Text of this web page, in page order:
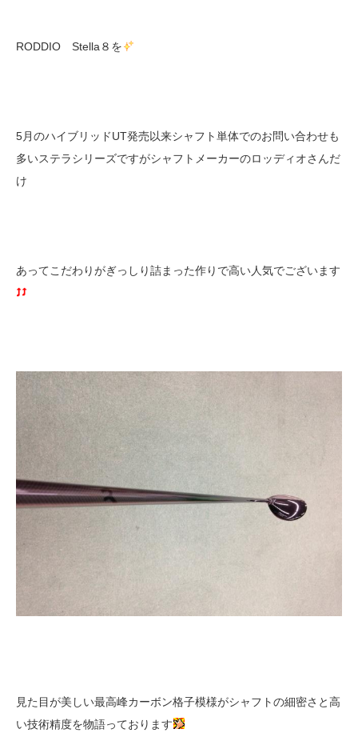
RODDIO Stella８を
5月のハイブリッドUT発売以来シャフト単体でのお問い合わせも
多いステラシリーズですがシャフトメーカーのロッディオさんだ
け
あってこだわりがぎっしり詰まった作りで高い人気でございます
見た目が美しい最高峰カーボン格子模様がシャフトの細密さと高
い技術精度を物語っております